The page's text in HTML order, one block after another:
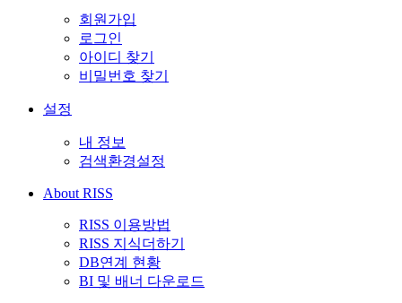
회원가입
로그인
아이디 찾기
비밀번호 찾기
설정
내 정보
검색환경설정
About RISS
RISS 이용방법
RISS 지식더하기
DB연계 현황
BI 및 배너 다운로드